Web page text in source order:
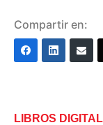
Compartir en:
LIBROS